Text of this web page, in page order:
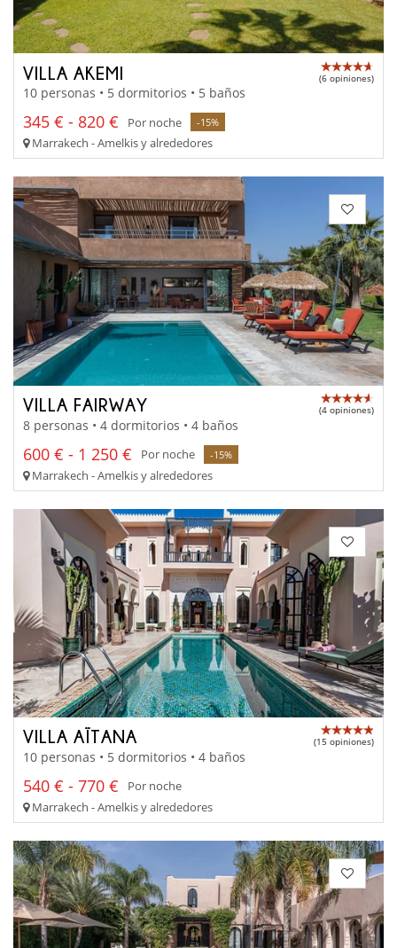
VILLA AKEMI (6 opiniones)
10 personas • 5 dormitorios • 5 baños
345 € - 820 € Por noche -15%
Marrakech - Amelkis y alrededores
VILLA FAIRWAY (4 opiniones)
8 personas • 4 dormitorios • 4 baños
600 € - 1 250 € Por noche -15%
Marrakech - Amelkis y alrededores
VILLA AÏTANA (15 opiniones)
10 personas • 5 dormitorios • 4 baños
540 € - 770 €
Por noche
Marrakech - Amelkis y alrededores